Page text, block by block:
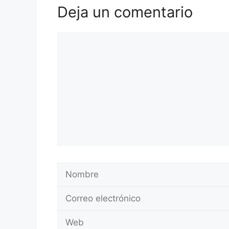
Deja un comentario